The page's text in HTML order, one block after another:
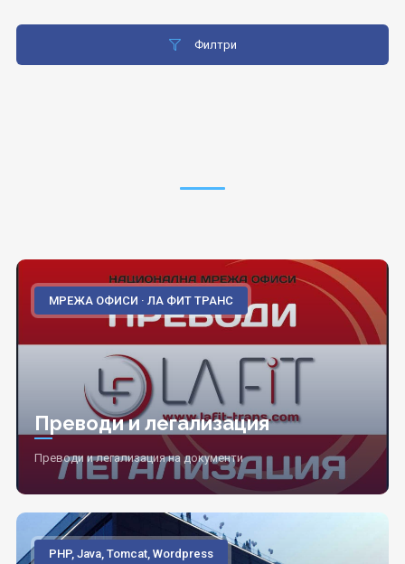
Филтри
МРЕЖА ОФИСИ · ЛА ФИТ ТРАНС
Преводи и легализация
Преводи и легализация на документи
PHP, Java, Tomcat, Wordpress